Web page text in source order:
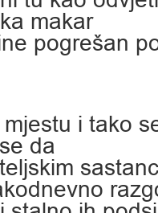
makar
pogrešan
i tako
da